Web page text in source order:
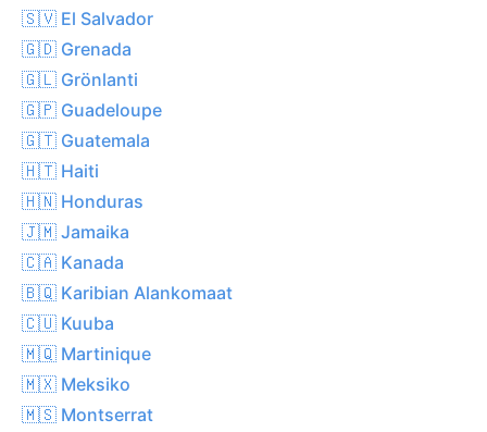
🇸🇻 El Salvador
🇬🇩 Grenada
🇬🇱 Grönlanti
🇬🇵 Guadeloupe
🇬🇹 Guatemala
🇭🇹 Haiti
🇭🇳 Honduras
🇯🇲 Jamaika
🇨🇦 Kanada
🇧🇶 Karibian Alankomaat
🇨🇺 Kuuba
🇲🇶 Martinique
🇲🇽 Meksiko
🇲🇸 Montserrat